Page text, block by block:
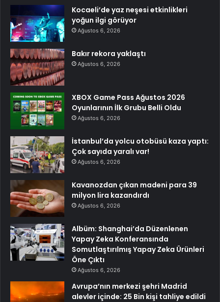
Kocaeli’de yaz neşesi etkinlikleri
yoğun ilgi görüyor
Ağustos 6, 2026
Bakır rekora yaklaştı
Ağustos 6, 2026
XBOX Game Pass Ağustos 2026
Oyunlarının İlk Grubu Belli Oldu
Ağustos 6, 2026
İstanbul’da yolcu otobüsü kaza yaptı:
Çok sayıda yaralı var!
Ağustos 6, 2026
Kavanozdan çıkan madeni para 39
milyon lira kazandırdı
Ağustos 6, 2026
Albüm: Shanghai’da Düzenlenen
Yapay Zeka Konferansında
Somutlaştırılmış Yapay Zeka Ürünleri
Öne Çıktı
Ağustos 6, 2026
Avrupa’nın merkezi şehri Madrid
alevler içinde: 25 Bin kişi tahliye edildi